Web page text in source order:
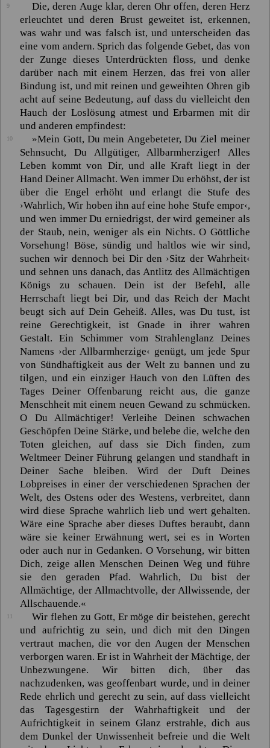
9
Die, deren Auge klar, deren Ohr offen, deren Herz
erleuchtet und deren Brust geweitet ist, erkennen,
was wahr und was falsch ist, und unterscheiden das
eine vom andern. Sprich das folgende Gebet, das von
der Zunge dieses Unterdrückten floss, und denke
darüber nach mit einem Herzen, das frei von aller
Bindung ist, und mit reinen und geweihten Ohren gib
acht auf seine Bedeutung, auf dass du vielleicht den
Hauch der Loslösung atmest und Erbarmen mit dir
und anderen empfindest:
10
»Mein Gott, Du mein Angebeteter, Du Ziel meiner
Sehnsucht, Du Allgütiger, Allbarmherziger! Alles
Leben kommt von Dir, und alle Kraft liegt in der
Hand Deiner Allmacht. Wen immer Du erhöhst, der ist
über die Engel erhöht und erlangt die Stufe des
›Wahrlich, Wir hoben ihn auf eine hohe Stufe empor‹,
und wen immer Du erniedrigst, der wird gemeiner als
der Staub, nein, weniger als ein Nichts. O Göttliche
Vorsehung! Böse, sündig und haltlos wie wir sind,
suchen wir dennoch bei Dir den ›Sitz der Wahrheit‹
und sehnen uns danach, das Antlitz des Allmächtigen
Königs zu schauen. Dein ist der Befehl, alle
Herrschaft liegt bei Dir, und das Reich der Macht
beugt sich auf Dein Geheiß. Alles, was Du tust, ist
reine Gerechtigkeit, ist Gnade in ihrer wahren
Gestalt. Ein Schimmer vom Strahlenglanz Deines
Namens ›der Allbarmherzige‹ genügt, um jede Spur
von Sündhaftigkeit aus der Welt zu bannen und zu
tilgen, und ein einziger Hauch von den Lüften des
Tages Deiner Offenbarung reicht aus, die ganze
Menschheit mit einem neuen Gewand zu schmücken.
O Du Allmächtiger! Verleihe Deinen schwachen
Geschöpfen Deine Stärke, und belebe die, welche den
Toten gleichen, auf dass sie Dich finden, zum
Weltmeer Deiner Führung gelangen und standhaft in
Deiner Sache bleiben. Wird der Duft Deines
Lobpreises in einer der verschiedenen Sprachen der
Welt, des Ostens oder des Westens, verbreitet, dann
wird diese Sprache wahrlich lieb und wert gehalten.
Wäre eine Sprache aber dieses Duftes beraubt, dann
wäre sie keiner Erwähnung wert, sei es in Worten
oder auch nur in Gedanken. O Vorsehung, wir bitten
Dich, zeige allen Menschen Deinen Weg und führe
sie den geraden Pfad. Wahrlich, Du bist der
Allmächtige, der Allmachtvolle, der Allwissende, der
Allschauende.«
11
Wir flehen zu Gott, Er möge dir beistehen, gerecht
und aufrichtig zu sein, und dich mit den Dingen
vertraut machen, die vor den Augen der Menschen
verborgen waren. Er ist in Wahrheit der Mächtige, der
Unbezwungene. Wir bitten dich, über das
nachzudenken, was geoffenbart wurde, und in deiner
Rede ehrlich und gerecht zu sein, auf dass vielleicht
das Tagesgestirn der Wahrhaftigkeit und der
Aufrichtigkeit in seinem Glanz erstrahle, dich aus
dem Dunkel der Unwissenheit befreie und die Welt